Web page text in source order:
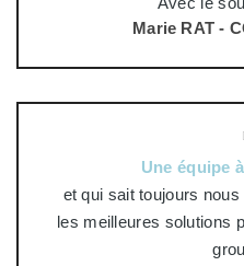
Marie RAT -
Une équipe
et qui sait toujours
les meilleures solutions